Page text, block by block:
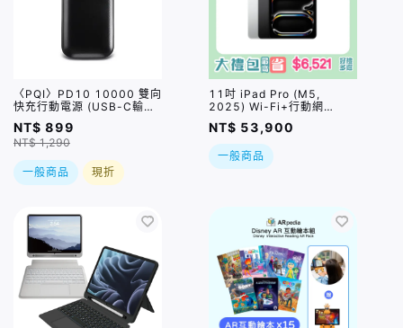
〈PQI〉PD10 10000 雙向
快充行動電源 (USB-C輸出/
輸入，雙孔輸出，單孔輸出
20W大電流)
NT$ 899
NT$ 1,290
一般商品 現折
11吋 iPad Pro (M5,
2025) Wi-Fi+行動網
路/512GB/ 兩色｜【夏祭
り】限量加碼贈 *PQI
USB4 CtoC 5A大電流快充
線｜直贈總價值$2980好禮
五選一｜預購，預計1-3週
NT$ 53,900
一般商品